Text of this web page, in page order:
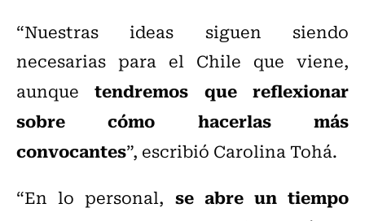
“Nuestras ideas siguen siendo
necesarias para el Chile que viene,
aunquetendremos que reflexionar
sobre cómo hacerlas más
convocantes”, escribió Carolina Tohá.
“En lo personal, se abre un tiempo